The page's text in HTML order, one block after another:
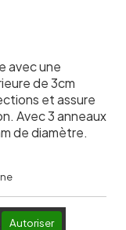
avec une
de 3cm
et assure
Avec 3 anneaux
de diamètre.
Autoriser